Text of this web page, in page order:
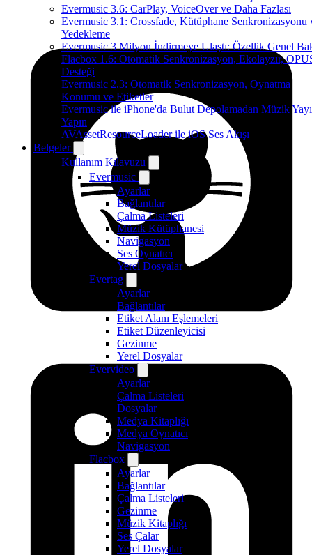
Evermusic 3.6: CarPlay, VoiceOver ve Daha Fazlası
Evermusic 3.1: Crossfade, Kütüphane Senkronizasyonu
Yedekleme
Evermusic 3 Milyon İndirmeye Ulaştı: Özellik Genel
Flacbox 1.6: Otomatik Senkronizasyon, Ekolayzır,
Desteği
Evermusic 2.3: Otomatik Senkronizasyon, Oynatma
Konumu ve Etiketler
Evermusic ile iPhone'da Bulut Depolamadan Müzik
Yapın
AVAssetResourceLoader ile iOS Ses Akışı
Belgeler
Kullanım Kılavuzu
Evermusic
Ayarlar
Bağlantılar
Çalma Listeleri
Müzik Kütüphanesi
Navigasyon
Ses Oynatıcı
Yerel Dosyalar
Evertag
Ayarlar
Bağlantılar
Etiket Alanı Eşlemeleri
Etiket Düzenleyicisi
Gezinme
Yerel Dosyalar
Evervideo
Ayarlar
Çalma Listeleri
Dosyalar
Medya Kitaplığı
Medya Oynatıcı
Navigasyon
Flacbox
Ayarlar
Bağlantılar
Çalma Listeleri
Gezinme
Müzik Kitaplığı
Ses Çalar
Yerel Dosyalar